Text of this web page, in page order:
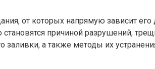
от которых напрямую зависит
причиной разрушений,
а также методы их